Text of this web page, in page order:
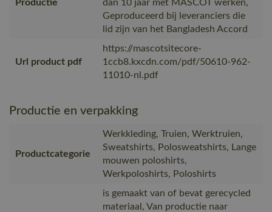
Productie
dan 10 jaar met MASCOT werken,
Geproduceerd bij leveranciers die
lid zijn van het Bangladesh Accord
Url product pdf
https://mascotsitecore-
1ccb8.kxcdn.com/pdf/50610-962-
11010-nl.pdf
Productie en verpakking
Productcategorie
Werkkleding, Truien, Werktruien,
Sweatshirts, Polosweatshirts, Lange
mouwen poloshirts,
Werkpoloshirts, Poloshirts
is gemaakt van of bevat gerecycled
materiaal, Van productie naar